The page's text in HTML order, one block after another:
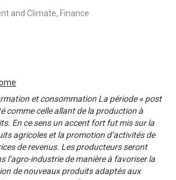
and Climate, Finance
et consommation La période « post
comme celle allant de la production à
En ce sens un accent fort fut mis sur la
agricoles et la promotion d’activités de
de revenus. Les producteurs seront
l’agro-industrie de manière à favoriser la
de nouveaux produits adaptés aux